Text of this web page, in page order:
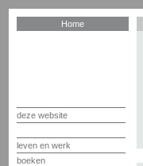
Home
deze website
leven en werk
boeken